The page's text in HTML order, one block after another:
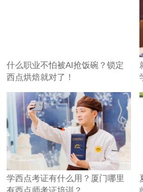
什么职业不怕被AI抢饭碗？锁定
西点烘焙就对了！
学西点考证有什么用？厦门哪里